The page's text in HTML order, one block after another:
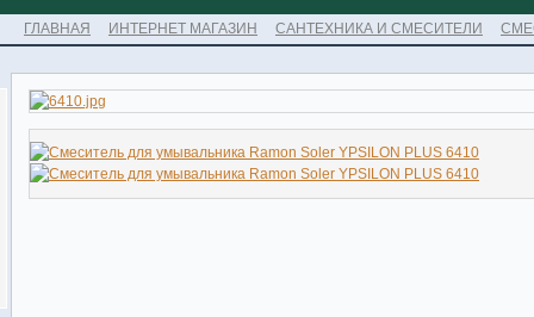
ГЛАВНАЯ ИНТЕРНЕТ МАГАЗИН САНТЕХНИКА И СМЕСИТЕЛИ